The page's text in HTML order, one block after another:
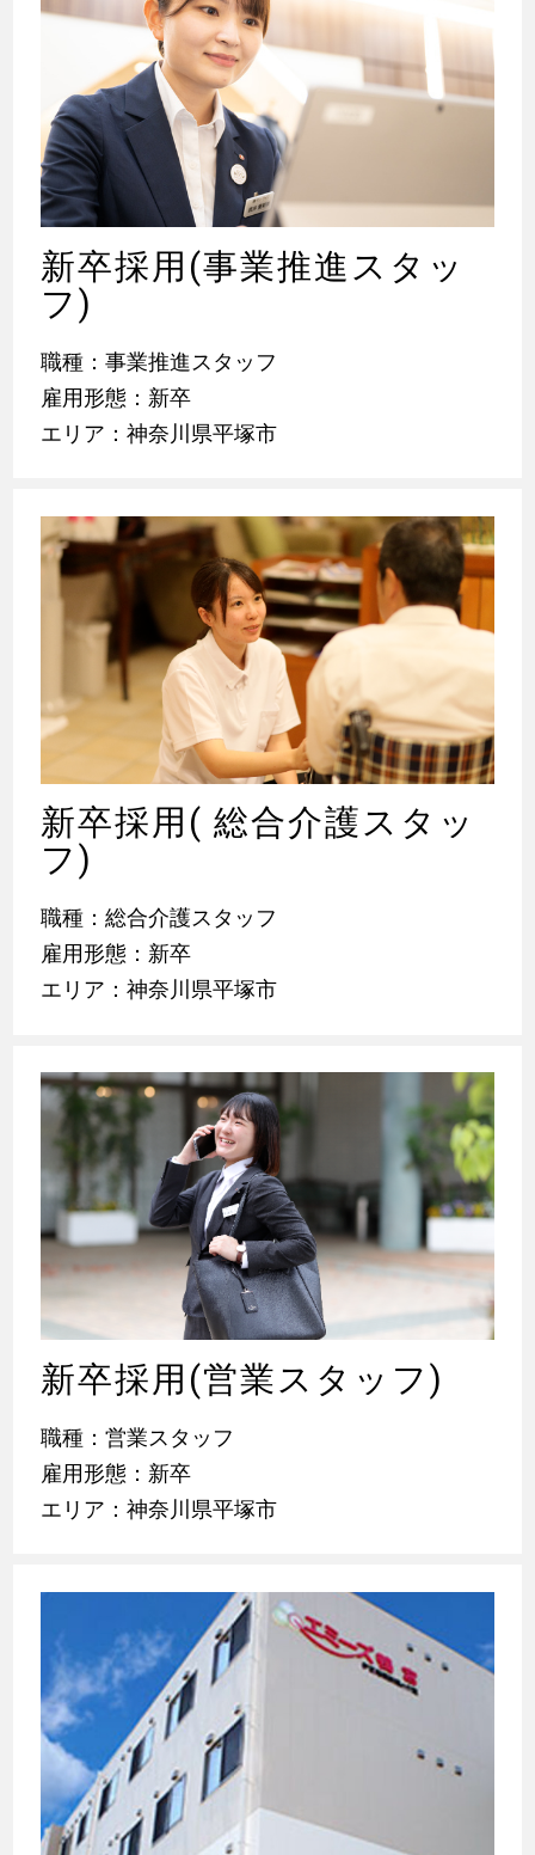
新卒採用(事業推進スタッ
フ)
職種：事業推進スタッフ
雇用形態：新卒
エリア：神奈川県平塚市
新卒採用( 総合介護スタッ
フ)
職種：総合介護スタッフ
雇用形態：新卒
エリア：神奈川県平塚市
新卒採用(営業スタッフ)
職種：営業スタッフ
雇用形態：新卒
エリア：神奈川県平塚市